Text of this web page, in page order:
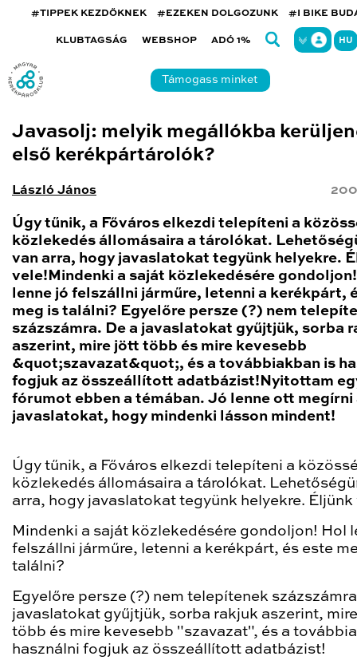
#TIPPEK KEZDŐKNEK #EZEKEN DOLGOZUNK #I BIKE
KLUBTAGSÁG WEBSHOP ADÓ 1% HU
Támogass minket
Javasolj: melyik megállókba
első kerékpártárolók?
László János
Úgy tűnik, a Főváros elkezdi telepíteni a
közlekedés állomásaira a tárolókat.
van arra, hogy javaslatokat tegyünk helyekre.
vele!Mindenki a saját közlekedésére
lenne jó felszállni járműre, letenni a kerékpárt,
meg is találni? Egyelőre persze (?) nem
százszámra. De a javaslatokat gyűjtjük, sorba
aszerint, mire jött több és mire kevesebb
&quot;szavazat&quot;, és a továbbiakban is
fogjuk az összeállított adatbázist!Nyitottam
fórumot ebben a témában. Jó lenne ott megírni
javaslatokat, hogy mindenki lásson mindent!
Úgy tűnik, a Főváros elkezdi telepíteni a
közlekedés állomásaira a tárolókat.
arra, hogy javaslatokat tegyünk helyekre. Éljünk
Mindenki a saját közlekedésére gondoljon! Hol
felszállni járműre, letenni a kerékpárt, és este
találni?
Egyelőre persze (?) nem telepítenek
javaslatokat gyűjtjük, sorba rakjuk aszerint,
több és mire kevesebb "szavazat", és a
használni fogjuk az összeállított adatbázist!